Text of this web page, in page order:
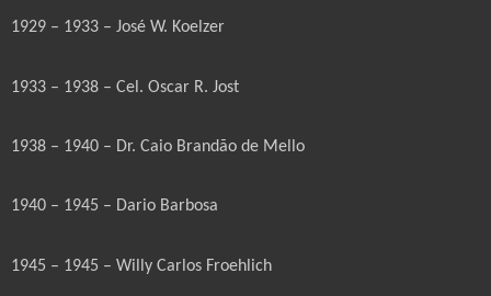
1929 – 1933 – José W. Koelzer
1933 – 1938 – Cel. Oscar R. Jost
1938 – 1940 – Dr. Caio Brandão de Mello
1940 – 1945 – Dario Barbosa
1945 – 1945 – Willy Carlos Froehlich